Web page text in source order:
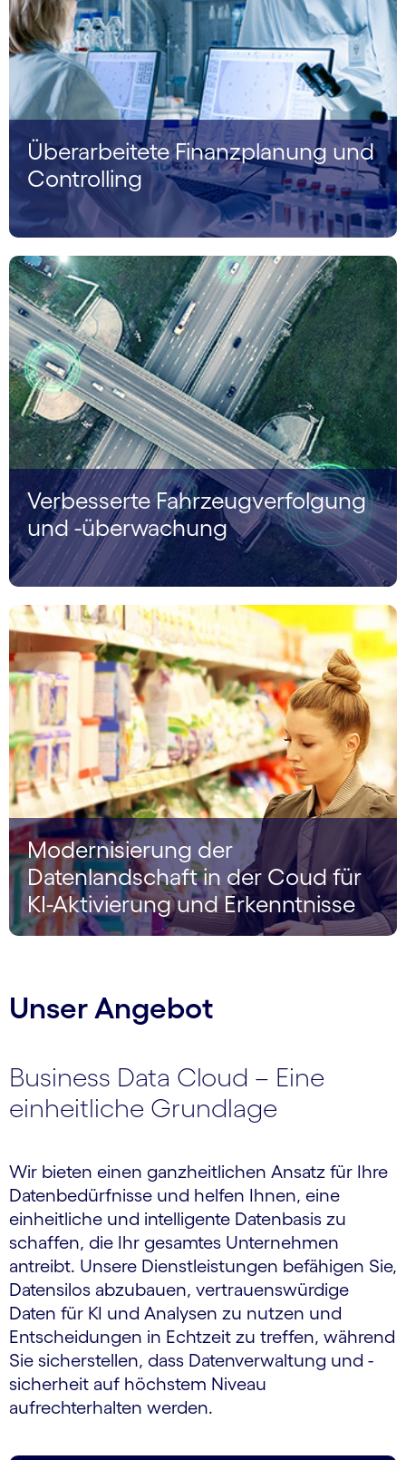
Überarbeitete Finanzplanung und
Controlling
Verbesserte Fahrzeugverfolgung
und -überwachung
Modernisierung der
Datenlandschaft in der Coud für
KI-Aktivierung und Erkenntnisse
Unser Angebot
Business Data Cloud – Eine
einheitliche Grundlage
Wir bieten einen ganzheitlichen Ansatz für Ihre
Datenbedürfnisse und helfen Ihnen, eine
einheitliche und intelligente Datenbasis zu
schaffen, die Ihr gesamtes Unternehmen
antreibt. Unsere Dienstleistungen befähigen Sie,
Datensilos abzubauen, vertrauenswürdige
Daten für KI und Analysen zu nutzen und
Entscheidungen in Echtzeit zu treffen, während
Sie sicherstellen, dass Datenverwaltung und -
sicherheit auf höchstem Niveau
aufrechterhalten werden.